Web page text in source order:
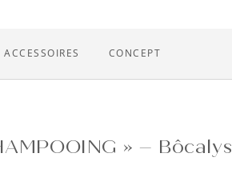
ACCESSOIRES CONCEPT
» – Bôcalys